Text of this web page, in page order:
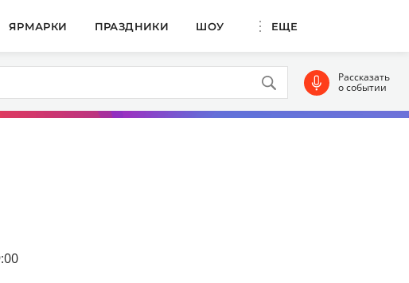
ЯРМАРКИ ПРАЗДНИКИ ШОУ ЕЩЕ
Рассказать
о событии